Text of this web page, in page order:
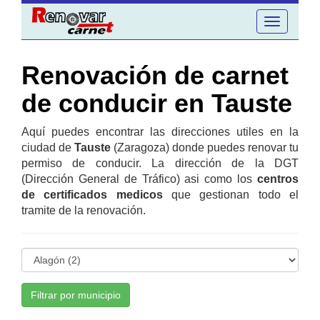
Toggle
navigation
Renovación de carnet
de conducir en Tauste
Aquí puedes encontrar las direcciones utiles en la
ciudad de Tauste (Zaragoza) donde puedes renovar tu
permiso de conducir. La dirección de la DGT
(Dirección General de Tráfico) asi como los centros
de certificados medicosque gestionan todo el
tramite de la renovación.
Filtrar por municipio